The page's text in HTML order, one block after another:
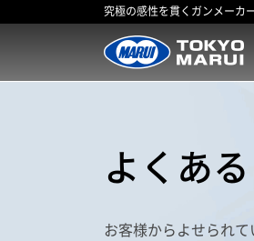
究極の感性を貫くガンメー
よくある
お客様からよせられ